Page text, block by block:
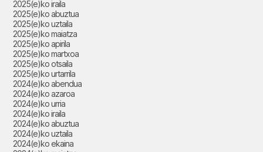
2025(e)ko iraila
2025(e)ko abuztua
2025(e)ko uztaila
2025(e)ko maiatza
2025(e)ko apirila
2025(e)ko martxoa
2025(e)ko otsaila
2025(e)ko urtarrila
2024(e)ko abendua
2024(e)ko azaroa
2024(e)ko urria
2024(e)ko iraila
2024(e)ko abuztua
2024(e)ko uztaila
2024(e)ko ekaina